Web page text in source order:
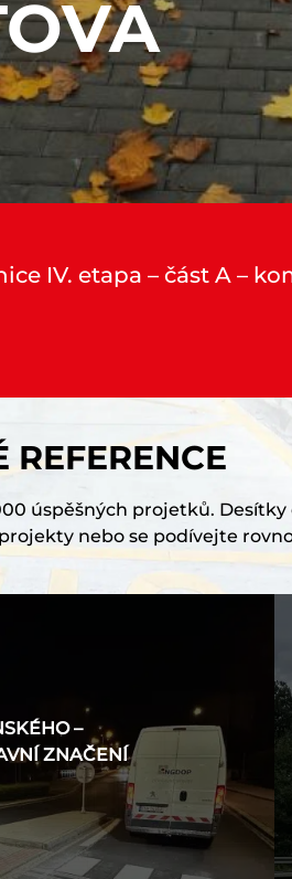
IV. etapa – část A –
REFERENCE
úspěšných projetků.
nebo se podívejte
–
ZNAČENÍ